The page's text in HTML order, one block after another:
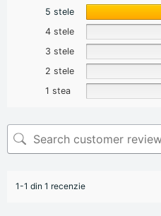
5 stele
4 stele
3 stele
2 stele
1 stea
1-1 din 1 recenzie